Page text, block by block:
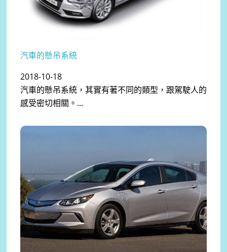
汽車的懸吊系統
2018-10-18
汽車的懸吊系統，其實有著不同的類型，跟駕駛人的
感受密切相關。...